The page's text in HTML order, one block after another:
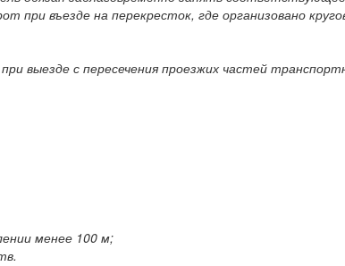
при въезде на перекресток, где организовано
выезде с пересечения проезжих частей
менее 100 м;